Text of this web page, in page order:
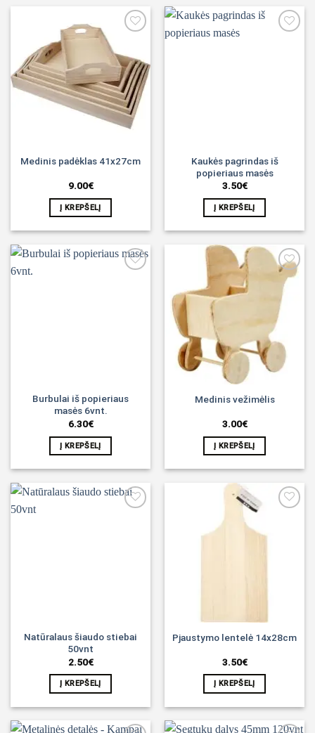
Noriu!
Medinis padėklas 41x27cm
9.00€
Į KREPŠELĮ
Kaukės pagrindas iš
popieriaus masės
3.50€
Į KREPŠELĮ
Burbulai iš popieriaus
masės 6vnt.
6.30€
Į KREPŠELĮ
Noriu!
Medinis vežimėlis
3.00€
Į KREPŠELĮ
Natūralaus šiaudo stiebai
50vnt
2.50€
Į KREPŠELĮ
Pjaustymo lentelė 14x28cm
3.50€
Į KREPŠELĮ